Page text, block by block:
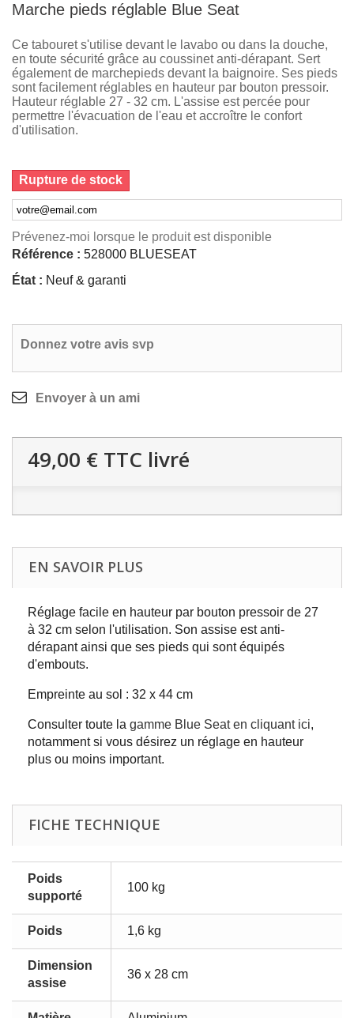
Marche pieds réglable Blue Seat
Ce tabouret s'utilise devant le lavabo ou dans la douche,
en toute sécurité grâce au coussinet anti-dérapant. Sert
également de marchepieds devant la baignoire. Ses pieds
sont facilement réglables en hauteur par bouton pressoir.
Hauteur réglable 27 - 32 cm. L'assise est percée pour
permettre l'évacuation de l'eau et accroître le confort
d'utilisation.
Rupture de stock
Prévenez-moi lorsque le produit est disponible
Référence : 528000 BLUESEAT
État : Neuf & garanti
Donnez votre avis svp
Envoyer à un ami
49,00 € TTC livré
EN SAVOIR PLUS
Réglage facile en hauteur par bouton pressoir de 27
à 32 cm selon l'utilisation. Son assise est anti-
dérapant ainsi que ses pieds qui sont équipés
d'embouts.
Empreinte au sol : 32 x 44 cm
Consulter toute la gamme Blue Seat en cliquant ici,
notamment si vous désirez un réglage en hauteur
plus ou moins important.
FICHE TECHNIQUE
Poids
supporté
100 kg
Poids 1,6 kg
Dimension
assise
36 x 28 cm